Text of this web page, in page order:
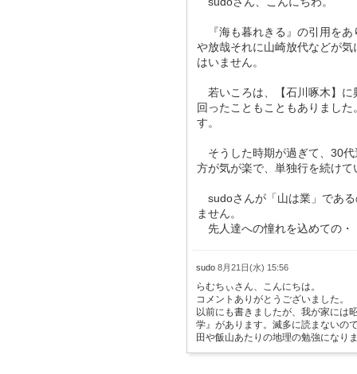
『海も暮れきる』の引用を
や放哉それに山崎放代などが
はいません。
若いころは、【石川啄木】に
回ったこともこともありまし
す。
そうした時期が過ぎて、30代
方が気が楽で、単独行を続けて
sudoさんが「山は業」であ
ません。
先人達への憧れを込めての・
sudo 8月21日(水) 15:56
らむちぃさん、こんにちは。
コメントありがとうございました。
以前にも書きましたが、我が家には
学』があります。滅多に読まないの
田や飯山あたりの地理の勉強になり